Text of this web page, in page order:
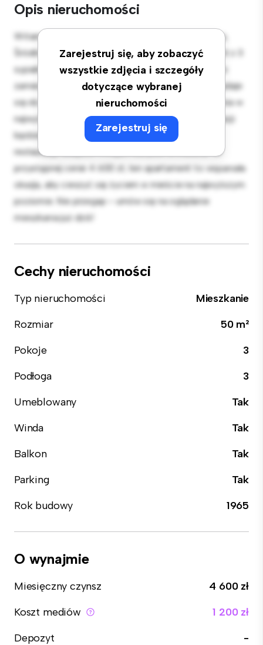
Opis nieruchomości
Zarejestruj się, aby zobaczyć
wszystkie zdjęcia i szczegóły
dotyczące wybranej
nieruchomości
Zarejestruj się
Witamy w Twojej nowej miejskiej oazie w Warszawa,
Śródmieście, Ujazdów! Ten nowoczesny apartament z 3
sypialniami oferuje stylową i przytulną przestrzeń do
zamieszkania. Otwarta koncepcja układu idealnie nadaje
się do rozrywki, a elegancka kuchnia jest wyposażona w
najwyższej jakości sprzęt. Dzięki doskonałej lokalizacji
będziesz zaledwie kilka kroków od najlepszych
restauracji, sklepów i miejsc rozrywki w mieście. W
przystępnej cenie 4 600 zł, ten apartament to wspaniała
okazja, aby cieszyć się życiem w mieście na najwyższym
poziomie. Nie przegap – umów się na oglądanie
mieszkania już dziś!
Cechy nieruchomości
Typ nieruchomości
Mieszkanie
Rozmiar
50 m²
Pokoje
3
Podłoga
3
Umeblowany
Tak
Winda
Tak
Balkon
Tak
Parking
Tak
Rok budowy
1965
O wynajmie
Miesięczny czynsz
4 600 zł
Koszt mediów
1 200 zł
Depozyt
-